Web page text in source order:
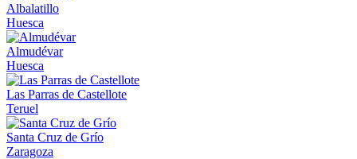
Albalatillo
Huesca
Almudévar
Huesca
Las Parras de Castellote
Teruel
Santa Cruz de Grío
Zaragoza